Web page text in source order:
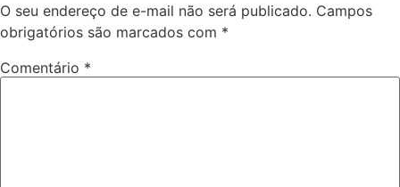
O seu endereço de e-mail não será publicado. Campos
obrigatórios são marcados com *
Comentário *